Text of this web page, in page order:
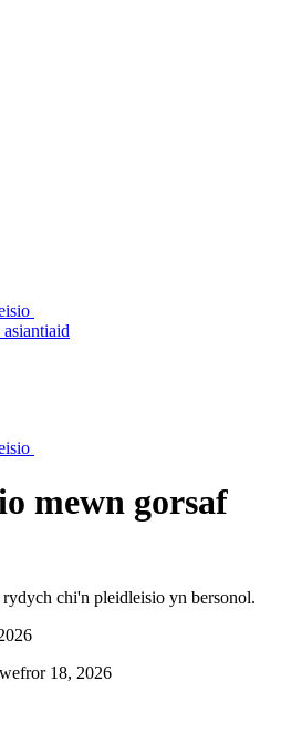
mewn gorsaf
chi'n pleidleisio yn bersonol.
18, 2026